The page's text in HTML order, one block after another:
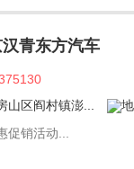
青东方汽车
山区阎村镇澎...
促销活动...